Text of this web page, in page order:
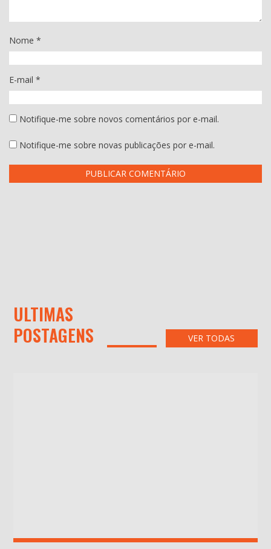
Nome *
E-mail *
Notifique-me sobre novos comentários por e-mail.
Notifique-me sobre novas publicações por e-mail.
ULTIMAS
POSTAGENS
VER TODAS